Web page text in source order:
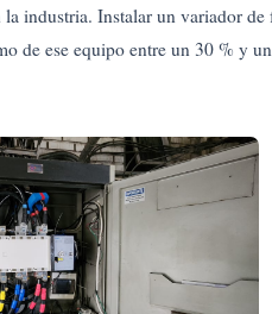
la industria. Instalar un variador
de ese equipo entre un 30 % y